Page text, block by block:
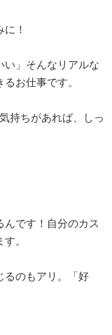
！
い」そんなリアルな
お仕事です。
持ちがあれば、しっ
んです！自分のカス
。
るのもアリ。「好